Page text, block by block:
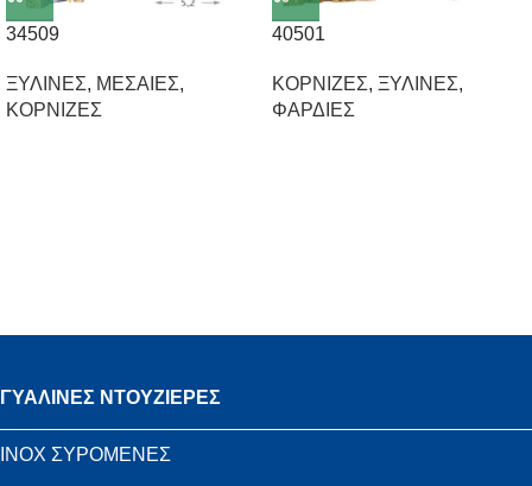
34509
ΞΥΛΙΝΕΣ, ΜΕΣΑΙΕΣ,
ΚΟΡΝΙΖΕΣ
40501
ΚΟΡΝΙΖΕΣ, ΞΥΛΙΝΕΣ,
ΦΑΡΔΙΕΣ
ΓΥΑΛΙΝΕΣ ΝΤΟΥΖΙΕΡΕΣ
INOX ΣΥΡΟΜΕΝΕΣ